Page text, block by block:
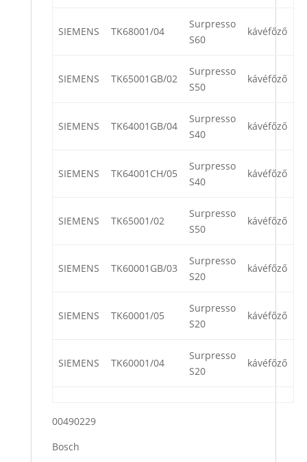
SIEMENS TK68001/04
Surpresso
S60
kávéfőző
SIEMENS TK65001GB/02
Surpresso
S50
kávéfőző
SIEMENS TK64001GB/04
Surpresso
S40
kávéfőző
SIEMENS TK64001CH/05
Surpresso
S40
kávéfőző
SIEMENS TK65001/02
Surpresso
S50
kávéfőző
SIEMENS TK60001GB/03
Surpresso
S20
kávéfőző
SIEMENS TK60001/05
Surpresso
S20
kávéfőző
SIEMENS TK60001/04
Surpresso
S20
kávéfőző
00490229
Bosch